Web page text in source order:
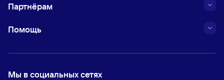
Партнёрам
Помощь
Мы в социальных сетях